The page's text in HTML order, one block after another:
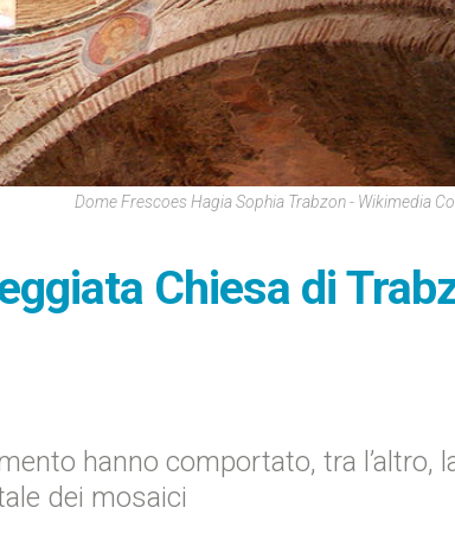
Dome Frescoes Hagia Sophia Trabzon - Wikimedia
Chiesa di
hanno comportato, tra l’altro,
dei mosaici